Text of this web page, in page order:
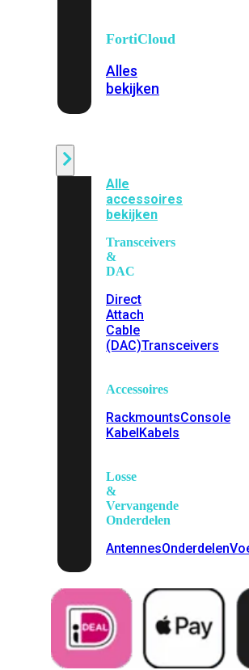
FortiCloud
Alles
bekijken
Alle
accessoires
bekijken
Transceivers
&
DAC
Direct
Attach
Cable
(DAC)Transceivers
Accessoires
RackmountsConsole
KabelKabels
Losse
&
Vervangende
Onderdelen
AntennesOnderdelen